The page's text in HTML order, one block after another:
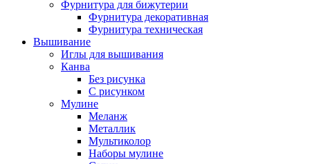
Фурнитура для бижутерии
Фурнитура декоративная
Фурнитура техническая
Вышивание
Иглы для вышивания
Канва
Без рисунка
С рисунком
Мулине
Меланж
Металлик
Мультиколор
Наборы мулине